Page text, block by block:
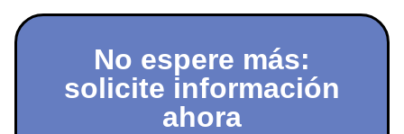
No espere más:
solicite información
ahora